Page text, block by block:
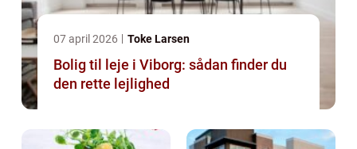
07 april 2026 Toke Larsen
Bolig til leje i Viborg: sådan finder du
den rette lejlighed